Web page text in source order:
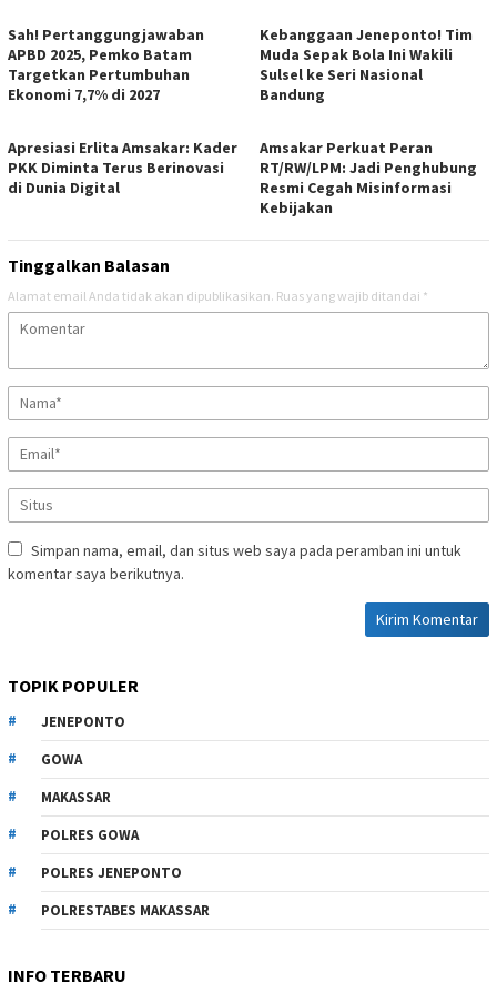
Sah! Pertanggungjawaban
APBD 2025, Pemko Batam
Targetkan Pertumbuhan
Ekonomi 7,7% di 2027
Kebanggaan Jeneponto! Tim
Muda Sepak Bola Ini Wakili
Sulsel ke Seri Nasional
Bandung
Apresiasi Erlita Amsakar: Kader
PKK Diminta Terus Berinovasi
di Dunia Digital
Amsakar Perkuat Peran
RT/RW/LPM: Jadi Penghubung
Resmi Cegah Misinformasi
Kebijakan
Tinggalkan Balasan
Alamat email Anda tidak akan dipublikasikan. Ruas yang wajib ditandai *
Simpan nama, email, dan situs web saya pada peramban ini untuk
komentar saya berikutnya.
TOPIK POPULER
JENEPONTO
GOWA
MAKASSAR
POLRES GOWA
POLRES JENEPONTO
POLRESTABES MAKASSAR
INFO TERBARU